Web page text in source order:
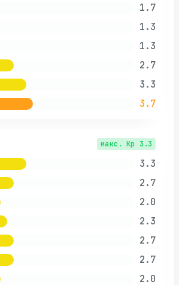
1.7
1.3
1.3
2.7
3.3
3.7
макс. Kp 3.3
3.3
2.7
2.0
2.3
2.7
2.7
2.0